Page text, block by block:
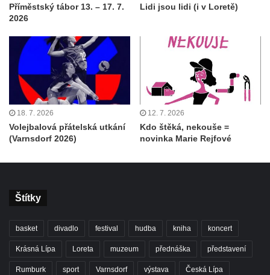
Příměstský tábor 13. – 17. 7.
2026
Lidi jsou lidi (i v Loretě)
18. 7. 2026
Volejbalová přátelská utkání
(Varnsdorf 2026)
12. 7. 2026
Kdo štěká, nekouše =
novinka Marie Rejfové
Štítky
basket divadlo festival hudba kniha koncert
Krásná Lípa Loreta muzeum přednáška představení
Rumburk sport Varnsdorf výstava Česká Lípa